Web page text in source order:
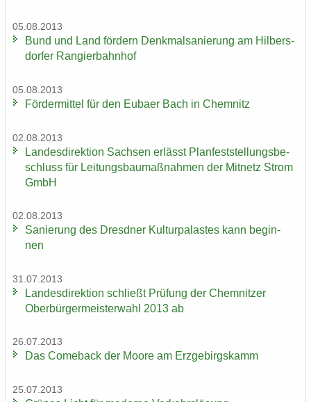
05.08.2013
Bund und Land för­dern Denk­mal­sa­nie­rung am Hil­bers­
dor­fer Ran­gier­bahn­hof
05.08.2013
För­der­mit­tel für den Eu­ba­er Bach in Chem­nitz
02.08.2013
Lan­des­di­rek­ti­on Sach­sen er­lässt Plan­fest­stel­lungs­be­
schluss für Lei­tungs­bau­maß­nah­men der Mit­netz Strom
GmbH
02.08.2013
Sa­nie­rung des Dresd­ner Kul­tur­pa­las­tes kann be­gin­
nen
31.07.2013
Lan­des­di­rek­ti­on schließt Prü­fung der Chem­nit­zer
Ober­bür­ger­meis­ter­wahl 2013 ab
26.07.2013
Das Come­back der Moore am Erz­ge­birgs­kamm
25.07.2013